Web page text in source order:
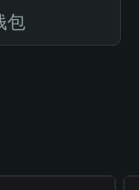
包